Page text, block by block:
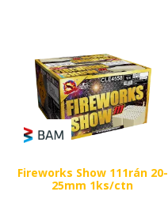
Fireworks Show 111rán 20-
25mm 1ks/ctn